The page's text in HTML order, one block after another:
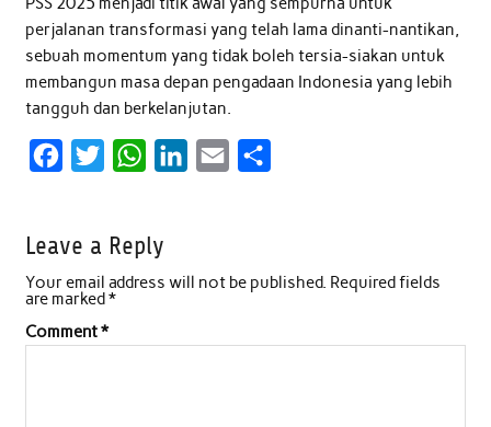
perjalanan transformasi yang telah lama dinanti-nantikan,
sebuah momentum yang tidak boleh tersia-siakan untuk
membangun masa depan pengadaan Indonesia yang lebih
tangguh dan berkelanjutan.
e
b
o
t
e
r
W
t
s
p
e
I
l
e
Leave a Reply
Your email address will not be published. Required fields
are marked*
Comment*